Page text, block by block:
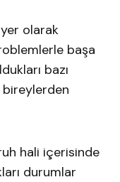
olarak
başa
bazı
bireylerden
hali içerisinde
durumlar